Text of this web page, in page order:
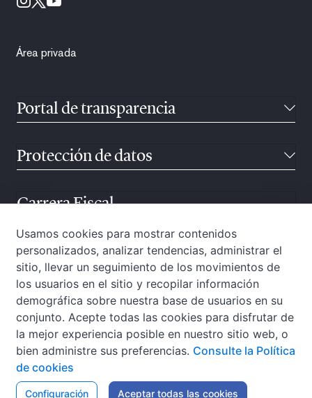
Área privada
Portal de transparencia
Protección de datos
Carrera Fiscal
Atención ciudadana
W3C-WAI Aviso Legal Política de privacidad
Usamos cookies para mostrar contenidos
personalizados, analizar tendencias, administrar el
sitio, llevar un seguimiento de los movimientos de
los usuarios en el sitio y recopilar información
demográfica sobre nuestra base de usuarios en su
conjunto. Acepte todas las cookies para disfrutar de
la mejor experiencia posible en nuestro sitio web, o
bien administre sus preferencias. Consulte la Política
de cookies
Configuración Aceptar todas las cookies